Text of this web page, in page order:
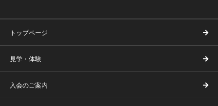
トップページ
見学・体験
入会のご案内